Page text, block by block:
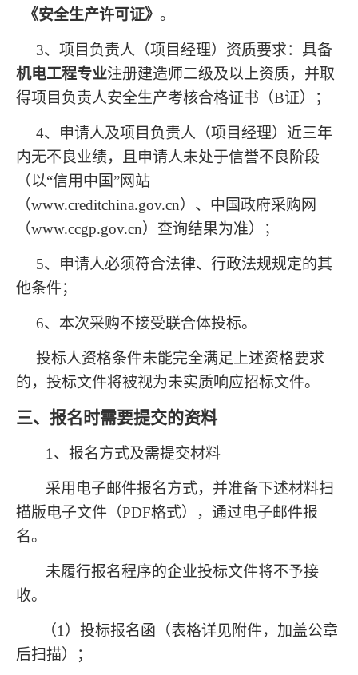
《安全生产许可证》 。
3、项目负责人（项目经理）资质要求：具备
机电工程专业注册建造师二级及以上资质，并取
得项目负责人安全生产考核合格证书（B证）；
4、申请人及项目负责人（项目经理）近三年
内无不良业绩，且申请人未处于信誉不良阶段
（以“信用中国”网站
（www.creditchina.gov.cn）、中国政府采购网
（www.ccgp.gov.cn）查询结果为准）；
5、申请人必须符合法律、行政法规规定的其
他条件；
6、本次采购不接受联合体投标。
投标人资格条件未能完全满足上述资格要求
的，投标文件将被视为未实质响应招标文件。
三、报名时需要提交的资料
1 、报名方式及需提交材料
采用电子邮件报名方式，并准备下述材料扫
描版电子文件（PDF格式），通过电子邮件报
名。
未履行报名程序的企业投标文件将不予接
收。
（1）投标报名函（表格详见附件，加盖公章
后扫描）；